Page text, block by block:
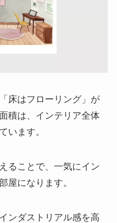
床はフローリング」が
積は、インテリア全体
います。
ることで、一気にイン
屋になります。
ンダストリアル感を高